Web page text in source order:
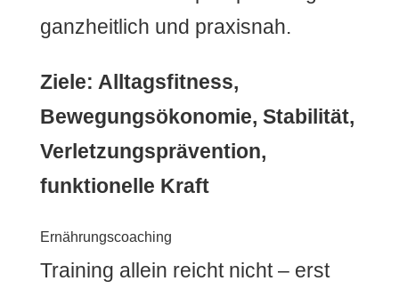
ganzheitlich und praxisnah.
Ziele: Alltagsfitness,
Bewegungsökonomie, Stabilität,
Verletzungsprävention,
funktionelle Kraft
Ernährungscoaching
Training allein reicht nicht – erst